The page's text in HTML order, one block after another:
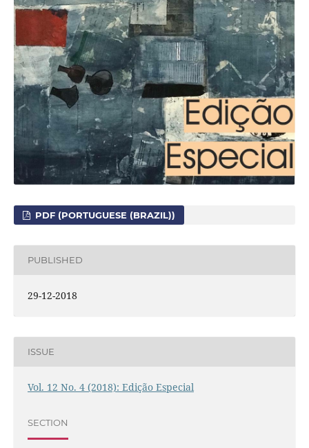
PDF (PORTUGUESE (BRAZIL))
PUBLISHED
29-12-2018
ISSUE
Vol. 12 No. 4 (2018): Edição Especial
SECTION